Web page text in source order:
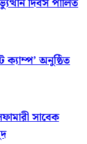
ক্যাম্প’ অনুষ্ঠিত
সাবেক